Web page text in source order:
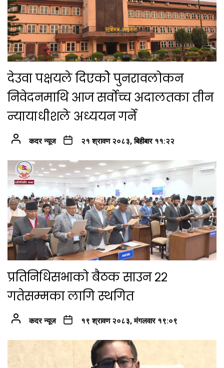
देउवा पक्षयले दिएकोे पुनरावलोकन
निवेदनमाथि आज सर्वोच्च अदालतका तीन
न्यायाधीशले अध्ययन गर्ने
कदर न्यूज २१ श्रावण २०८३, बिहीबार ११:२२
प्रतिनिधिसभाको बैठक साउन २२
गतेसम्मका लागि स्थगित
कदर न्यूज १९ श्रावण २०८३, मंगलवार १९:०९